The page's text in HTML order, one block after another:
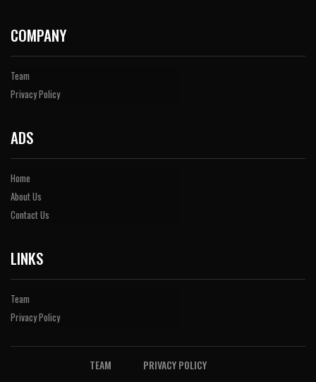
COMPANY
Team
Privacy Policy
ADS
Home
About Us
Contact Us
LINKS
Team
Privacy Policy
TEAM PRIVACY POLICY